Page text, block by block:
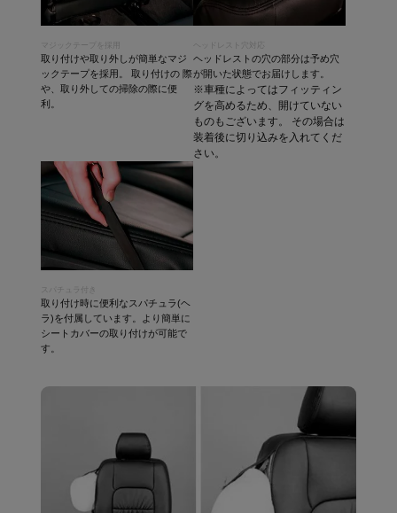
マジックテープを採用
取り付けや取り外しが簡単なマジ
ックテープを採用。 取り付けの 際
や、取り外しての掃除の際に便
利。
ヘッドレスト穴対応
ヘッドレストの穴の部分は予め穴
が開いた状態でお届けします。
※車種によってはフィッティン
グを高めるため、開けていない
ものもございます。 その場合は
装着後に切り込みを入れてくだ
さい。
スパチュラ付き
取り付け時に便利なスパチュラ(ヘ
ラ)を付属しています。より簡単に
シートカバーの取り付けが可能で
す。